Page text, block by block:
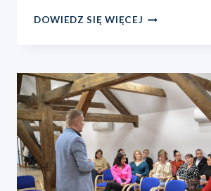
DOWIEDZ SIĘ WIĘCEJ DZIECI